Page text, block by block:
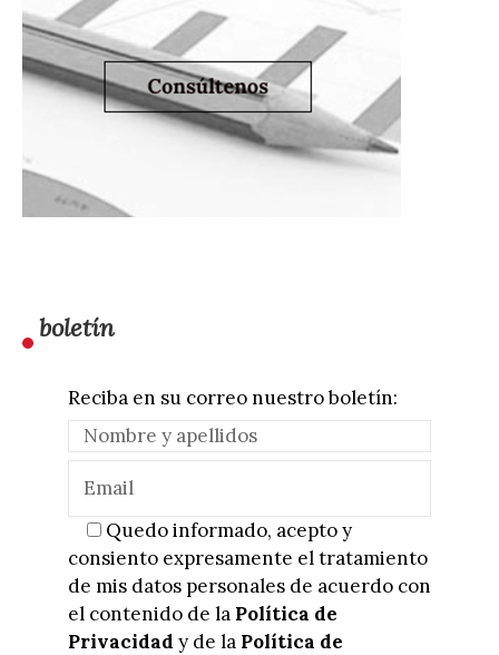
boletín
Reciba en su correo nuestro boletín:
Quedo informado, acepto y
consiento expresamente el tratamiento
de mis datos personales de acuerdo con
el contenido de la Política de
Privacidad y de la Política de